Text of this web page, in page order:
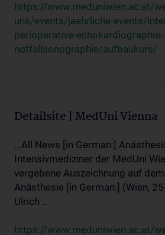
https://www.meduniwien.ac.at/
uns/events/jaehrliche-events/
perioperative-echokardiographie-
notfallsonographie/aufbaukurs/
Detailsite | MedUni Vienna
...All News [in German:]
Intensivmediziner der MedUni
vergebene Auszeichnung auf
Anästhesie [in German:] (Wien,
Ulrich ...
https://www.meduniwien.ac.at/